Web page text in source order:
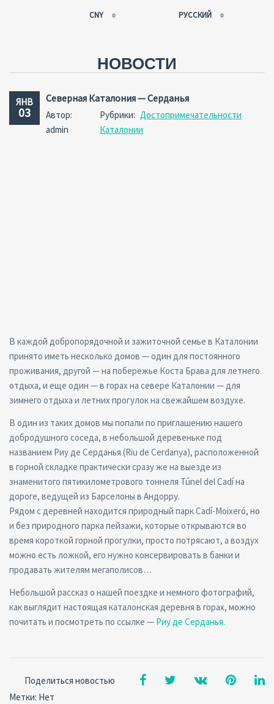
CNY
RUB
CNY
РУССКИЙ
ESPAÑOL
НОВОСТИ
ЯНВ
03
Северная Каталония — Серданья
Автор:
admin
Рубрики: Достопримечательности
Каталонии
В каждой добропорядочной и зажиточной семье в Каталонии
принято иметь несколько домов — один для постоянного
проживания, другой — на побережье Коста Брава для летнего
отдыха, и еще один — в горах на севере Каталонии — для
зимнего отдыха и летних прогулок на свежайшем воздухе.
В один из таких домов мы попали по приглашению нашего
добродушного соседа, в небольшой деревеньке под
названием Риу де Серданья (Riu de Cerdanya), расположенной
в горной складке практически сразу же на выезде из
знаменитого пятикилометрового тоннеля Túnel del Cadí на
дороге, ведущей из Барселоны в Андорру.
Рядом с деревней находится природный парк Cadí-Moixeró, но
и без природного парка пейзажи, которые открываются во
время короткой горной прогулки, просто потрясают, а воздух
можно есть ложкой, его нужно консервировать в банки и
продавать жителям мегаполисов…
Небольшой рассказ о нашей поездке и немного фотографий,
как выглядит настоящая каталонская деревня в горах, можно
почитать и посмотреть по ссылке — Риу де Серданья.
Поделиться новостью
Метки: Нет